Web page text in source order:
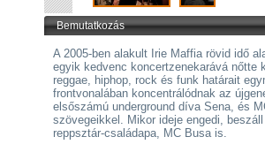
Bemutatkozás
A 2005-ben alakult Irie Maffia rövid idő
egyik kedvenc koncertzenekarává nőtte
reggae, hiphop, rock és funk határait
frontvonalában koncentrálódnak az
elsőszámú underground díva Sena, és
szövegeikkel. Mikor ideje engedi,
reppsztár-családapa, MC Busa is.